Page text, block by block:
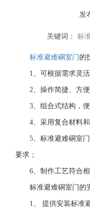
发
关键词： 标
标准避难硐室门 的
1、可根据需求灵
2、操作简捷、方便
3、组合式结构，
4、采用复合材料
5、标准避难硐室
要求；
6、制作工艺符合相
标准避难硐室门的
1、 提供安装标准